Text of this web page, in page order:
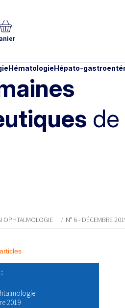
HématologieHépato-
de
OPHTALMOLOGIE N° 6 - DÉCEMBRE
2019